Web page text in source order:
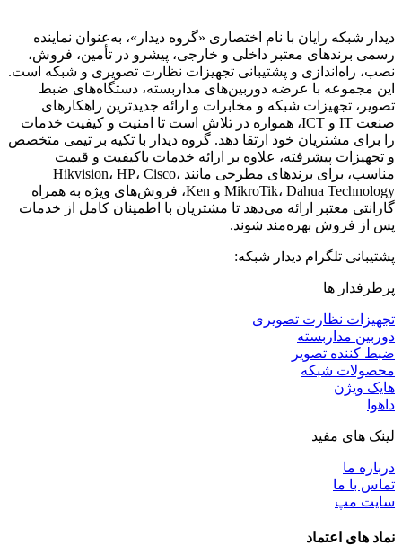
دیدار شبکه رایان با نام اختصاری «گروه دیدار»، به‌عنوان نماینده
رسمی برندهای معتبر داخلی و خارجی، پیشرو در تأمین، فروش،
نصب، راه‌اندازی و پشتیبانی تجهیزات نظارت تصویری و شبکه است.
این مجموعه با عرضه دوربین‌های مداربسته، دستگاه‌های ضبط
تصویر، تجهیزات شبکه و مخابرات و ارائه جدیدترین راهکارهای
صنعت IT و ICT، همواره در تلاش است تا امنیت و کیفیت خدمات
را برای مشتریان خود ارتقا دهد. گروه دیدار با تکیه بر تیمی متخصص
و تجهیزات پیشرفته، علاوه بر ارائه خدمات باکیفیت و قیمت
مناسب، برای برندهای مطرحی مانند Hikvision، HP، Cisco،
MikroTik، Dahua Technology و Ken، فروش‌های ویژه به همراه
گارانتی معتبر ارائه می‌دهد تا مشتریان با اطمینان کامل از خدمات
پس از فروش بهره‌مند شوند.
پشتیبانی تلگرام دیدار شبکه:
پرطرفدار ها
تجهیزات نظارت تصویری
دوربین مداربسته
ضبط کننده تصویر
محصولات شبکه
هایک ویژن
داهوا
لینک های مفید
درباره ما
تماس با ما
سایت مپ
نماد های اعتماد